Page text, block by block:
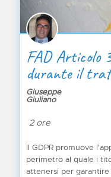
FAD Articolo
durante il
personali
Giuseppe
Giuliano
2 ore
Il GDPR promuove
perimetro al quale i
attenersi per